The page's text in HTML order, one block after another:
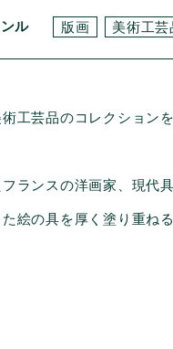
ル 版画 美術工芸
工芸品のコレクション
ランスの洋画家、現代
絵の具を厚く塗り重ね